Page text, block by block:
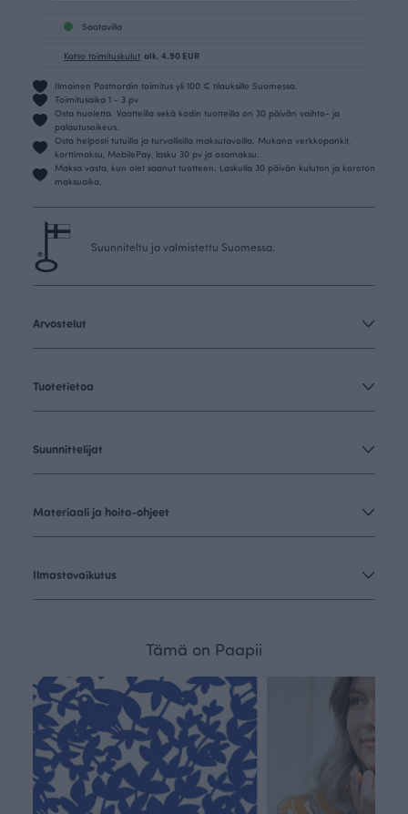
Saatavilla
Katso toimituskulut alk. 4.90 EUR
Ilmainen Postnordin toimitus yli 100 € tilauksille Suomessa.
Toimitusaika 1 - 3 pv
Osta huoletta. Vaatteilla sekä kodin tuotteilla on 30 päivän vaihto- ja
palautusoikeus.
Osta helposti tutuilla ja turvallisilla maksutavoilla. Mukana verkkopankit,
korttimaksu, MobilePay, lasku 30 pv ja osamaksu.
Maksa vasta, kun olet saanut tuotteen. Laskulla 30 päivän kuluton ja koroton
maksuaika.
Suunniteltu ja valmistettu Suomessa.
Arvostelut
Tuotetietoa
Suunnittelijat
Materiaali ja hoito-ohjeet
Ilmastovaikutus
Tämä on Paapii